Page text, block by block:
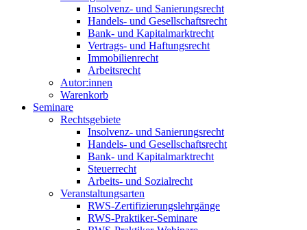
Insolvenz- und Sanierungsrecht
Handels- und Gesellschaftsrecht
Bank- und Kapitalmarktrecht
Vertrags- und Haftungsrecht
Immobilienrecht
Arbeitsrecht
Autor:innen
Warenkorb
Seminare
Rechtsgebiete
Insolvenz- und Sanierungsrecht
Handels- und Gesellschaftsrecht
Bank- und Kapitalmarktrecht
Steuerrecht
Arbeits- und Sozialrecht
Veranstaltungsarten
RWS-Zertifizierungslehrgänge
RWS-Praktiker-Seminare